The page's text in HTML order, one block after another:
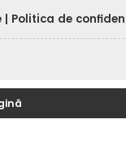
Politica de